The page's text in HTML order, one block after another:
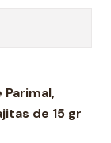
Parimal,
de 15 gr